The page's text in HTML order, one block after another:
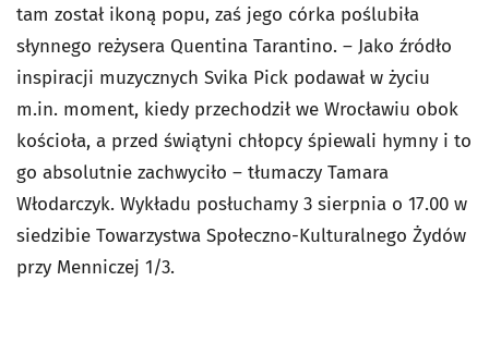
tam został ikoną popu, zaś jego córka poślubiła
słynnego reżysera Quentina Tarantino. – Jako źródło
inspiracji muzycznych Svika Pick podawał w życiu
m.in. moment, kiedy przechodził we Wrocławiu obok
kościoła, a przed świątyni chłopcy śpiewali hymny i to
go absolutnie zachwyciło – tłumaczy Tamara
Włodarczyk. Wykładu posłuchamy 3 sierpnia o 17.00 w
siedzibie Towarzystwa Społeczno-Kulturalnego Żydów
przy Menniczej 1/3.